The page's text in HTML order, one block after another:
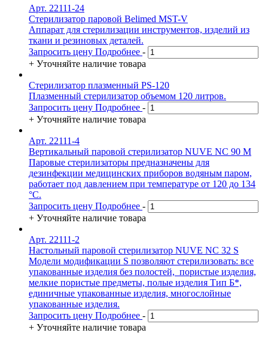
Арт. 22111-24
Стерилизатор паровой Belimed MST-V
Аппарат для стерилизации инструментов, изделий из
ткани и резиновых деталей.
Запросить цену Подробнее -
+ Уточняйте наличие товара
Стерилизатор плазменный PS-120
Плазменный стерилизатор объемом 120 литров.
Запросить цену Подробнее -
+ Уточняйте наличие товара
Арт. 22111-4
Вертикальный паровой стерилизатор NUVE NC 90 M
Паровые стерилизаторы предназначены для
дезинфекции медицинских приборов водяным паром,
работает под давлением при температуре от 120 до 134
°С.
Запросить цену Подробнее -
+ Уточняйте наличие товара
Арт. 22111-2
Настольный паровой стерилизатор NUVE NC 32 S
Модели модификации S позволяют стерилизовать: все
упакованные изделия без полостей, пористые изделия,
мелкие пористые предметы, полые изделия Тип Б*,
единичные упакованные изделия, многослойные
упакованные изделия.
Запросить цену Подробнее -
+ Уточняйте наличие товара